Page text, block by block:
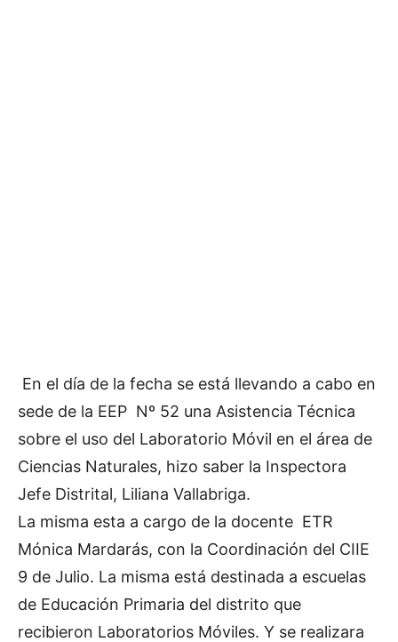
En el día de la fecha se está llevando a cabo en
sede de la EEP Nº 52 una Asistencia Técnica
sobre el uso del Laboratorio Móvil en el área de
Ciencias Naturales, hizo saber la Inspectora
Jefe Distrital, Liliana Vallabriga.
La misma esta a cargo de la docente ETR
Mónica Mardarás, con la Coordinación del CIIE
9 de Julio. La misma está destinada a escuelas
de Educación Primaria del distrito que
recibieron Laboratorios Móviles. Y se realizara